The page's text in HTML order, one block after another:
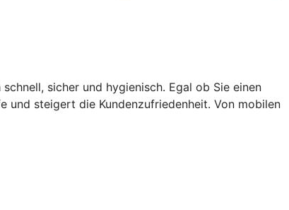
sicher und hygienisch. Egal ob Sie einen
und steigert die Kundenzufriedenheit. Von mobilen